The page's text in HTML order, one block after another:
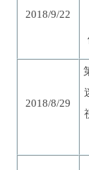
2018/9/22
2018/8/29